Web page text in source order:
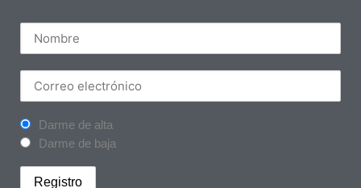
Darme de alta
Darme de baja